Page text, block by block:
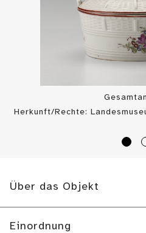
Herkunft/Rechte:
Über das Objekt
Einordnung